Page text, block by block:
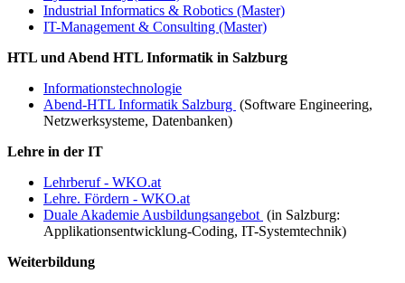
Industrial Informatics & Robotics (Master)
IT-Management & Consulting (Master)
HTL und Abend HTL Informatik in Salzburg
Informationstechnologie
Abend-HTL Informatik Salzburg (Software Engineering,
Netzwerksysteme, Datenbanken)
Lehre in der IT
Lehrberuf - WKO.at
Lehre. Fördern - WKO.at
Duale Akademie Ausbildungsangebot (in Salzburg:
Applikationsentwicklung-Coding, IT-Systemtechnik)
Weiterbildung